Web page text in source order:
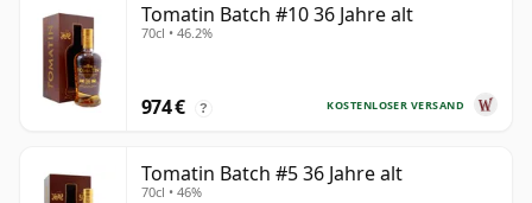
Tomatin Batch #10 36 Jahre alt
70cl • 46.2%
KOSTENLOSER VERSAND
974 € ?
Tomatin Batch #5 36 Jahre alt
70cl • 46%